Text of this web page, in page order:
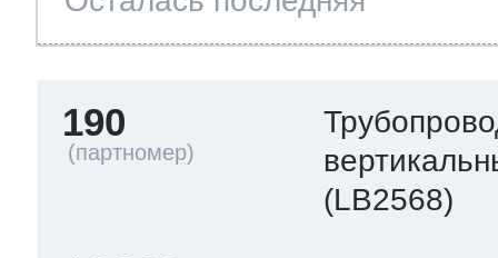
190
(LB2568)